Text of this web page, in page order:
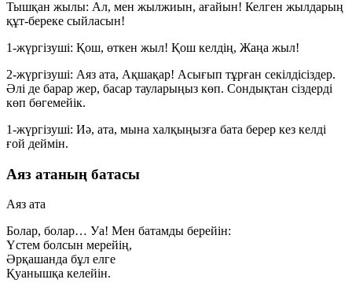
Тышқан жылы: Ал, мен жылжиын, ағайын! Келген жылдарың
құт-береке сыйласын!
1-жүргізуші: Қош, өткен жыл! Қош келдің, Жаңа жыл!
2-жүргізуші: Аяз ата, Ақшақар! Асығып тұрған секілдісіздер.
Әлі де барар жер, басар тауларыңыз көп. Сондықтан сіздерді
көп бөгемейік.
1-жүргізуші: Иә, ата, мына халқыңызға бата берер кез келді
ғой деймін.
Аяз атаның батасы
Аяз ата
Болар, болар… Уа! Мен батамды берейін:
Үстем болсын мерейің,
Әрқашанда бұл елге
Қуанышқа келейін.